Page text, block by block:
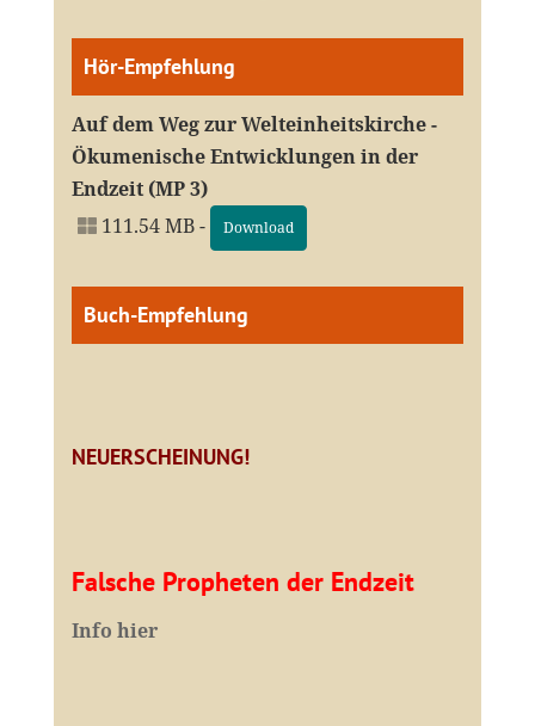
Hör-Empfehlung
Auf dem Weg zur Welteinheitskirche -
Ökumenische Entwicklungen in der
Endzeit (MP 3)
111.54 MB -
Download
Buch-Empfehlung
NEUERSCHEINUNG!
Falsche Propheten der Endzeit
Info hier